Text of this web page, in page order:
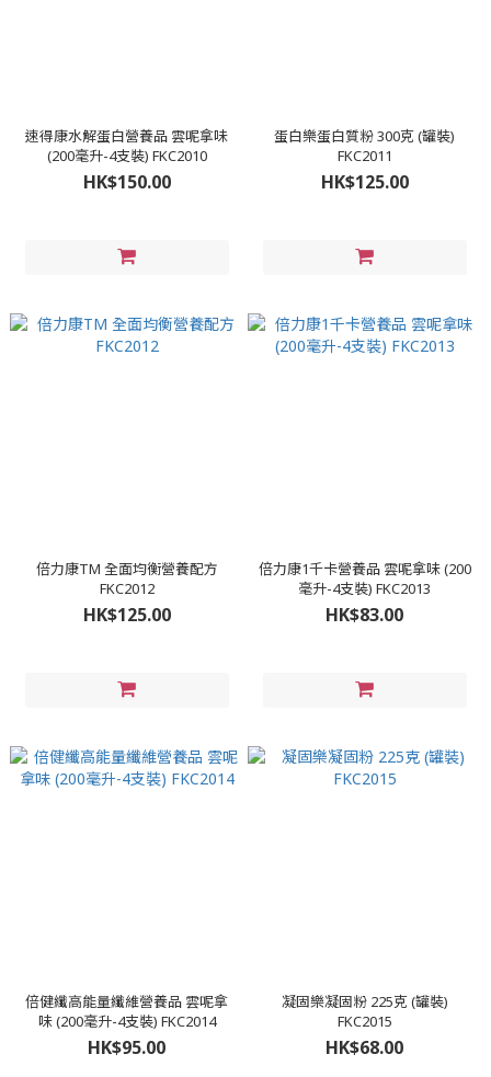
速得康水解蛋白營養品 雲呢拿味
(200毫升-4支裝) FKC2010
HK$150.00
蛋白樂蛋白質粉 300克 (罐裝)
FKC2011
HK$125.00
倍力康TM 全面均衡營養配方
FKC2012
HK$125.00
倍力康1千卡營養品 雲呢拿味 (200
毫升-4支裝) FKC2013
HK$83.00
倍健纖高能量纖維營養品 雲呢拿
味 (200毫升-4支裝) FKC2014
HK$95.00
凝固樂凝固粉 225克 (罐裝)
FKC2015
HK$68.00